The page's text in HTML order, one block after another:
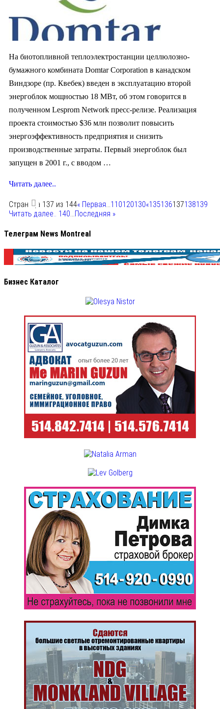
На биотопливной теплоэлектростанции целлюлозно-
бумажного комбината Domtar Corporation в канадском
Виндзоре (пр. Квебек) введен в эксплуатацию второй
энергоблок мощностью 18 МВт, об этом говорится в
полученном Lesprom Network пресс-релизе. Реализация
проекта стоимостью $36 млн позволит повысить
энергоэффективность предприятия и снизить
производственные затраты. Первый энергоблок был
запущен в 2001 г., с вводом …
Читать далее..
Страница 137 из 144« Первая...110120130«135136137138139
Читать далее.. 140...Последняя »
Телеграм News Montreal
Бизнес Каталог